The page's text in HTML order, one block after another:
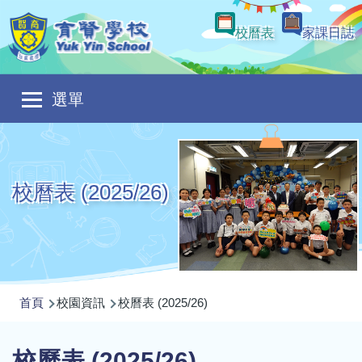
移至主內容
校曆表
家課日誌
選單
Main
navigation
校曆表 (2025/26)
導
連
首頁 校園資訊 校曆表 (2025/26)